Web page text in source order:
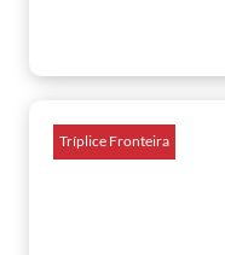
Tríplice Fronteira